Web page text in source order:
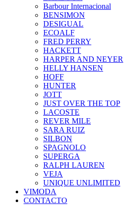
Barbour Internacional
BENSIMON
DESIGUAL
ECOALF
FRED PERRY
HACKETT
HARPER AND NEYER
HELLY HANSEN
HOFF
HUNTER
JOTT
JUST OVER THE TOP
LACOSTE
REVER MILE
SARA RUIZ
SILBON
SPAGNOLO
SUPERGA
RALPH LAUREN
VEJA
UNIQUE UNLIMITED
VIMODA
CONTACTO